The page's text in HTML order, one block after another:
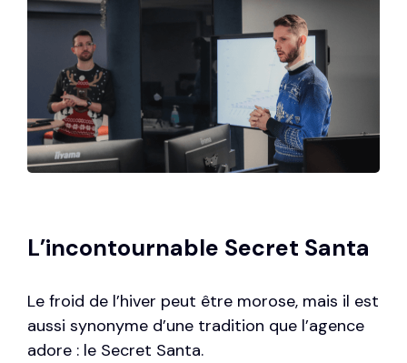
L’incontournable Secret Santa
Le froid de l’hiver peut être morose, mais il est
aussi synonyme d’une tradition que l’agence
adore : le Secret Santa.